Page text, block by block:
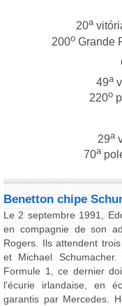
20a
200oGrande
49a
220o
29a
70a
Benetton chipe
Le 2 septembre 1991,
en compagnie de son
Rogers. Ils attendent
et Michael
Formule 1, ce dernier
l'écurie irlandaise, en
garantis par Mercedes.